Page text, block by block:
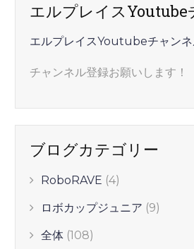
エルプレイスYoutube
エルプレイスYoutubeチャン
チャンネル登録お願いします！
ブログカテゴリー
RoboRAVE (4)
ロボカップジュニア (9)
全体 (108)